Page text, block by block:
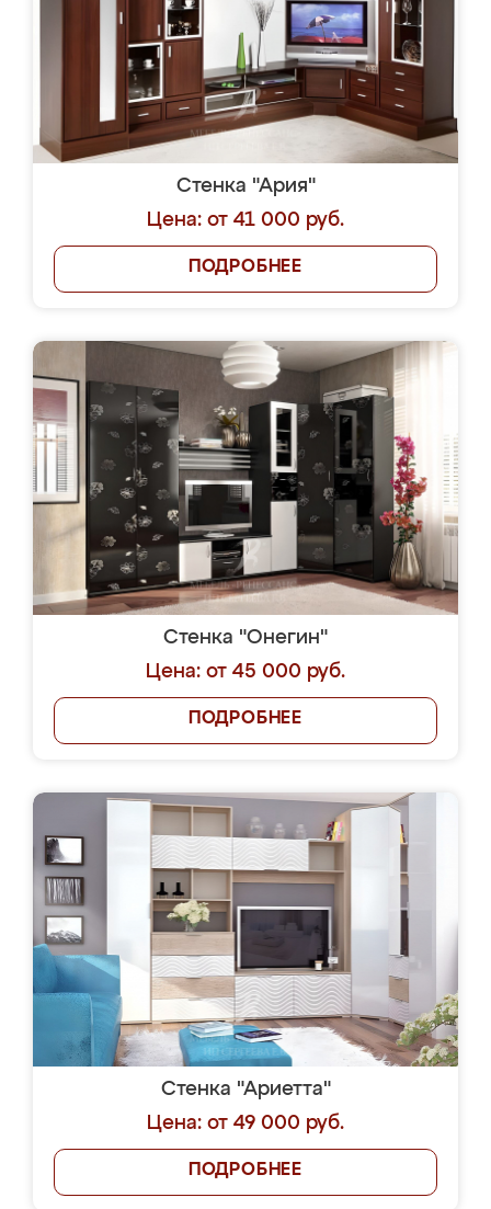
Стенка "Ария"
Цена: от 41 000 руб.
ПОДРОБНЕЕ
Стенка "Онегин"
Цена: от 45 000 руб.
ПОДРОБНЕЕ
Стенка "Ариетта"
Цена: от 49 000 руб.
ПОДРОБНЕЕ